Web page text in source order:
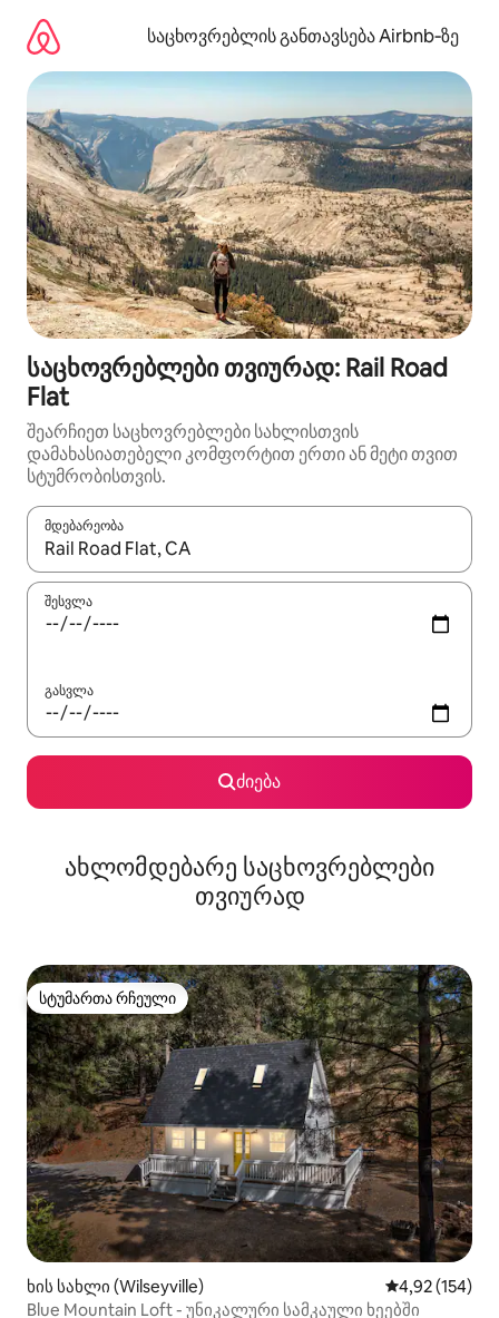
გადასვლა
საცხოვრებლის განთავსება Airbnb‑ზე
საცხოვრებლები თვიურად: Rail Road
Flat
შეარჩიეთ საცხოვრებლები სახლისთვის
დამახასიათებელი კომფორტით ერთი ან მეტი თვით
სტუმრობისთვის.
მდებარეობა
როცა შედეგები ხელმისაწვდომი გახდება, ნავიგაციისთვის
შესვლა
გასვლა
ძიება
ახლომდებარე საცხოვრებლები
თვიურად
სტუმართა რჩეული
სტუმართა რჩეული
ხის სახლი (Wilseyville) საშუალო
4,92 (154)
Blue Mountain Loft - უნიკალური სამკაული ხეებში